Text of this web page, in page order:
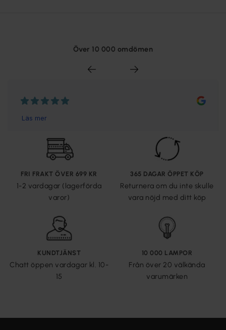
Över 10 000 omdömen
FRI FRAKT ÖVER 699 KR
1-2 vardagar (lagerförda
varor)
365 DAGAR ÖPPET KÖP
Returnera om du inte skulle
vara nöjd med ditt köp
KUNDTJÄNST
Chatt öppen vardagar kl. 10-
15
10 000 LAMPOR
Från över 20 välkända
varumärken